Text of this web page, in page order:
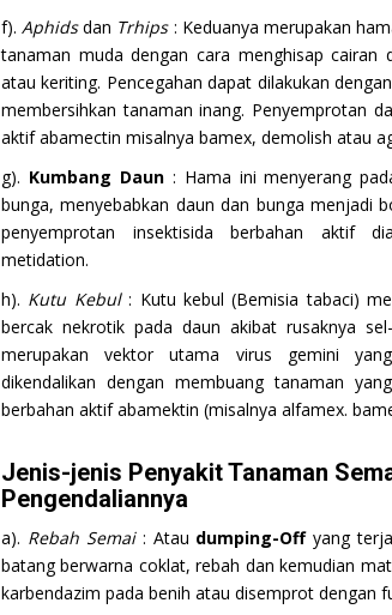
f).Aphidsdan Trhips: Keduanya merupakan
tanaman muda dengan cara menghisap cairan
atau keriting. Pencegahan dapat dilakukan
membersihkan tanaman inang. Penyemprotan
aktif abamectin misalnya bamex, demolish atau
g). Kumbang Daun: Hama ini menyerang
bunga, menyebabkan daun dan bunga menjadi
penyemprotan insektisida berbahan aktif
metidation.
h). Kutu Kebul: Kutu kebul (Bemisia tabaci)
bercak nekrotik pada daun akibat rusaknya
merupakan vektor utama virus gemini
dikendalikan dengan membuang tanaman
berbahan aktif abamektin (misalnya alfamex.
Jenis-jenis Penyakit Tanaman
Pengendaliannya
a). Rebah Semai: Atau dumping-Offyang
batang berwarna coklat, rebah dan kemudian
karbendazim pada benih atau disemprot dengan